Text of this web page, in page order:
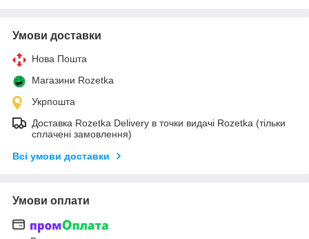
Умови доставки
Нова Пошта
Магазини Rozetka
Укрпошта
Доставка Rozetka Delivery в точки видачі Rozetka (тільки
сплачені замовлення)
Всі умови доставки
Умови оплати